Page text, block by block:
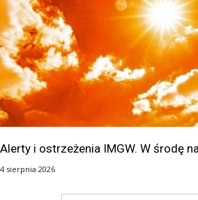
Alerty i ostrzeżenia IMGW. W środę
4 sierpnia 2026